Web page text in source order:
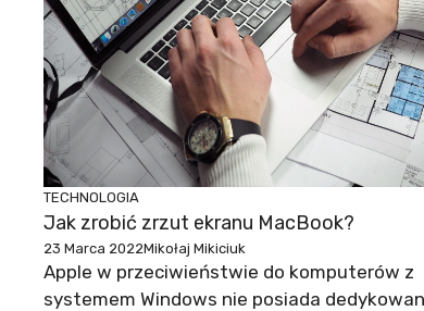
TECHNOLOGIA
Jak zrobić zrzut ekranu MacBook?
23 Marca 2022Mikołaj Mikiciuk
Apple w przeciwieństwie do komputerów z
systemem Windows nie posiada